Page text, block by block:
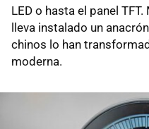
LED o hasta el panel
lleva instalado un
chinos lo han
moderna.